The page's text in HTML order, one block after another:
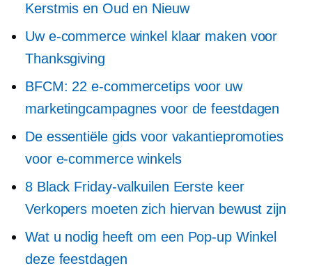
Kerstmis en Oud en Nieuw
Uw e-commerce winkel klaar maken voor
Thanksgiving
BFCM: 22 e-commercetips voor uw
marketingcampagnes voor de feestdagen
De essentiële gids voor vakantiepromoties
voor e-commerce winkels
8 Black Friday-valkuilen Eerste keer
Verkopers moeten zich hiervan bewust zijn
Wat u nodig heeft om een Pop-upWinkel
deze feestdagen